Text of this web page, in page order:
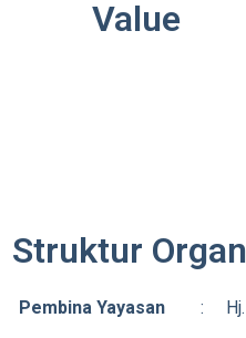
Value
Struktur
Pembina Yayasan : Hj.